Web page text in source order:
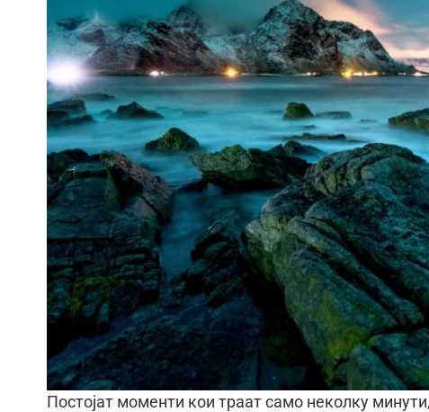
Постојат моменти кои траат само неколку